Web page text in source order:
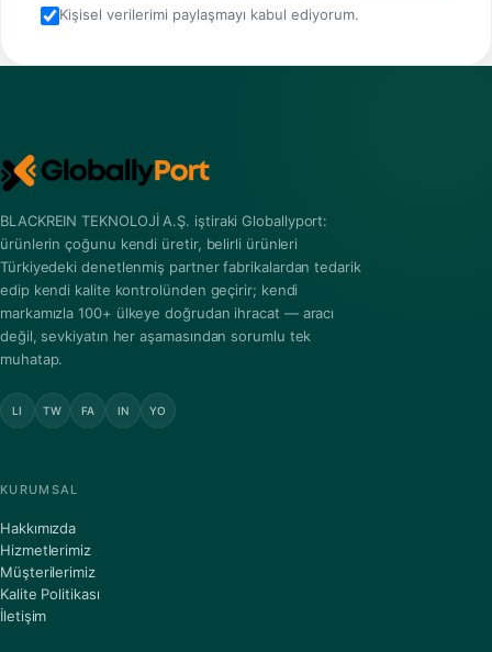
Kişisel verilerimi paylaşmayı kabul ediyorum.
BLACKREIN TEKNOLOJİ A.Ş. iştiraki Globallyport:
ürünlerin çoğunu kendi üretir, belirli ürünleri
Türkiyedeki denetlenmiş partner fabrikalardan tedarik
edip kendi kalite kontrolünden geçirir; kendi
markamızla 100+ ülkeye doğrudan ihracat — aracı
değil, sevkiyatın her aşamasından sorumlu tek
muhatap.
LI TW FA IN YO
KURUMSAL
Hakkımızda
Hizmetlerimiz
Müşterilerimiz
Kalite Politikası
İletişim